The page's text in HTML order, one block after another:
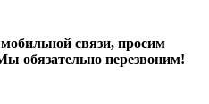
связи, просим
обязательно перезвоним!